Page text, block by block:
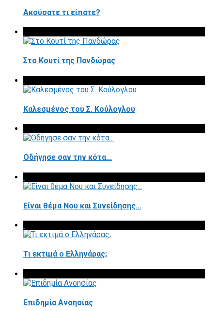
Ακούσατε τι είπατε?
Στο Κουτί της Πανδώρας
Καλεσμένος του Σ. Κούλογλου
Οδήγησε σαν την κότα...
Είναι θέμα Νου και Συνείδησης...
Τι εκτιμά ο Ελληνάρας;
Επιδημία Ανοησίας